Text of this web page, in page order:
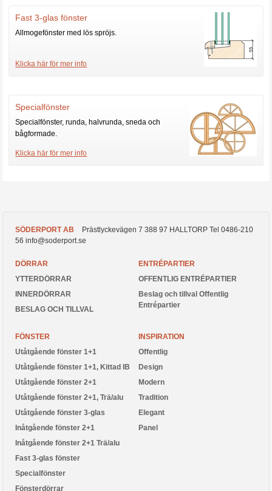
Fast 3-glas fönster
Allmogefönster med lös spröjs.
Klicka här för mer info
Specialfönster
Specialfönster, runda, halvrunda, sneda och
bågformade.
Klicka här för mer info
SÖDERPORT AB Prästlyckevägen 7 388 97 HALLTORP Tel 0486-210
56 info@soderport.se
DÖRRAR
YTTERDÖRRAR
INNERDÖRRAR
BESLAG OCH TILLVAL
ENTRÉPARTIER
OFFENTLIG ENTRÉPARTIER
Beslag och tillval Offentlig
Entrépartier
FÖNSTER
Utåtgående fönster 1+1
Utåtgående fönster 1+1, Kittad IB
Utåtgående fönster 2+1
Utåtgående fönster 2+1, Trä/alu
Utåtgående fönster 3-glas
Inåtgående fönster 2+1
Inåtgående fönster 2+1 Trä/alu
Fast 3-glas fönster
Specialfönster
Fönsterdörrar
INSPIRATION
Offentlig
Design
Modern
Tradition
Elegant
Panel